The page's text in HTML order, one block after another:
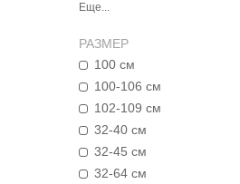
Еще...
РАЗМЕР
100 см
100-106 см
102-109 см
32-40 см
32-45 см
32-64 см